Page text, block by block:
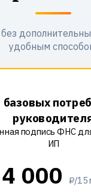
удобным
подпись ФНС
ИП
4 000 ₽/15